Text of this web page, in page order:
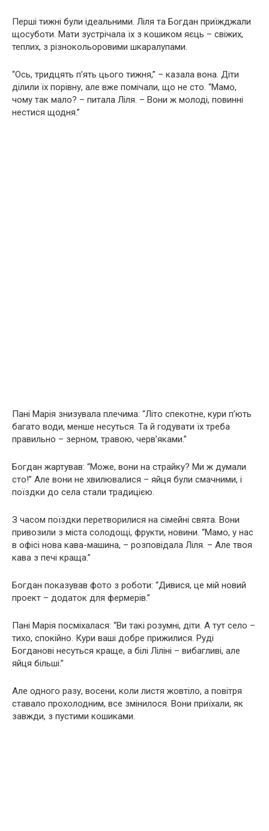
Перші тижні були ідеальними. Ліля та Богдан приїжджали
щосуботи. Мати зустрічала їх з кошиком яєць – свіжих,
теплих, з різнокольоровими шкаралупами.
“Ось, тридцять п’ять цього тижня,” – казала вона. Діти
ділили їх порівну, але вже помічали, що не сто. “Мамо,
чому так мало? – питала Ліля. – Вони ж молоді, повинні
нестися щодня.”
Пані Марія знизувала плечима: “Літо спекотне, кури п’ють
багато води, менше несуться. Та й годувати їх треба
правильно – зерном, травою, черв’яками.”
Богдан жартував: “Може, вони на страйку? Ми ж думали
сто!” Але вони не хвилювалися – яйця були смачними, і
поїздки до села стали традицією.
З часом поїздки перетворилися на сімейні свята. Вони
привозили з міста солодощі, фрукти, новини. “Мамо, у нас
в офісі нова кава-машина, – розповідала Ліля. – Але твоя
кава з печі краща.”
Богдан показував фото з роботи: “Дивися, це мій новий
проект – додаток для фермерів.”
Пані Марія посміхалася: “Ви такі розумні, діти. А тут село –
тихо, спокійно. Кури ваші добре прижилися. Руді
Богданові несуться краще, а білі Ліліні – вибагливі, але
яйця більші.”
Але одного разу, восени, коли листя жовтіло, а повітря
ставало прохолодним, все змінилося. Вони приїхали, як
завжди, з пустими кошиками.